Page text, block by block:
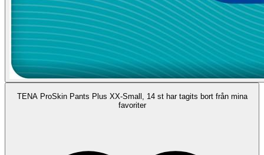
TENA ProSkin Pants Plus XX-Small, 14 st har tagits bort från mina
favoriter